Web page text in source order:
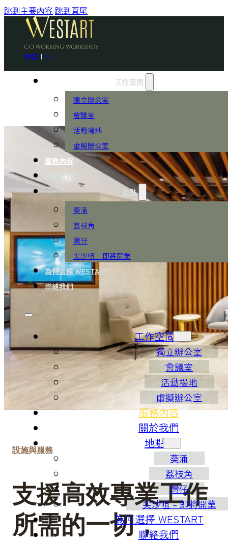
跳到主要內容 跳到頁尾
中文 | EN
工作空間
獨立辦公室
會議室
活動場地
虛擬辦公室
服務內容
關於我們
地點
葵涌
荔枝角
灣仔
尖沙咀 – 即將開業
為何選擇 WESTART
聯絡我們
工作空間
獨立辦公室
會議室
活動場地
虛擬辦公室
服務內容
關於我們
地點
葵涌
荔枝角
灣仔
尖沙咀 – 即將開業
為何選擇 WESTART
聯絡我們
設施與服務
支援高效專業工作
所需的一切，